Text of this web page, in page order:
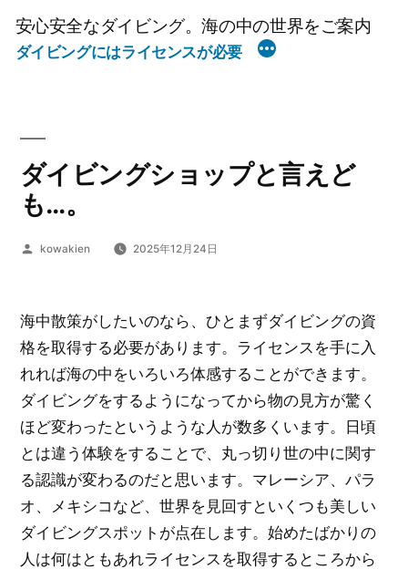
安心安全なダイビング。海の中の世界をご案内
ダイビングにはライセンスが必要
ダイビングショップと言えど
も…。
投
kowakien 2025年12月24日
海中散策がしたいのなら、ひとまずダイビングの資
格を取得する必要があります。ライセンスを手に入
れれば海の中をいろいろ体感することができます。
ダイビングをするようになってから物の見方が驚く
ほど変わったというような人が数多くいます。日頃
とは違う体験をすることで、丸っ切り世の中に関す
る認識が変わるのだと思います。マレーシア、パラ
オ、メキシコなど、世界を見回すといくつも美しい
ダイビングスポットが点在します。始めたばかりの
人は何はともあれライセンスを取得するところから